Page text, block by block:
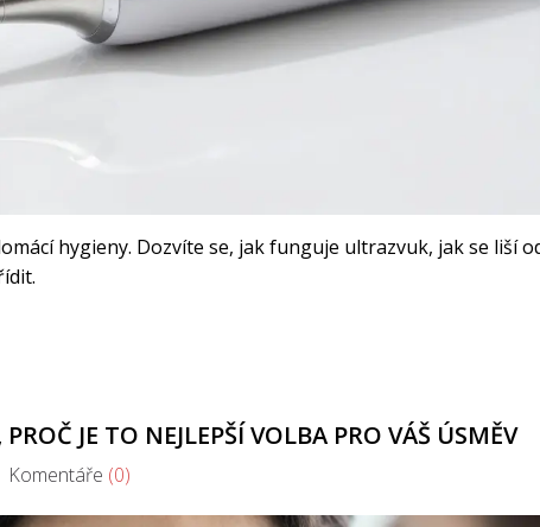
hygieny. Dozvíte se, jak funguje ultrazvuk, jak se liší
JE TO NEJLEPŠÍ VOLBA PRO VÁŠ ÚSMĚV
Komentáře (0)